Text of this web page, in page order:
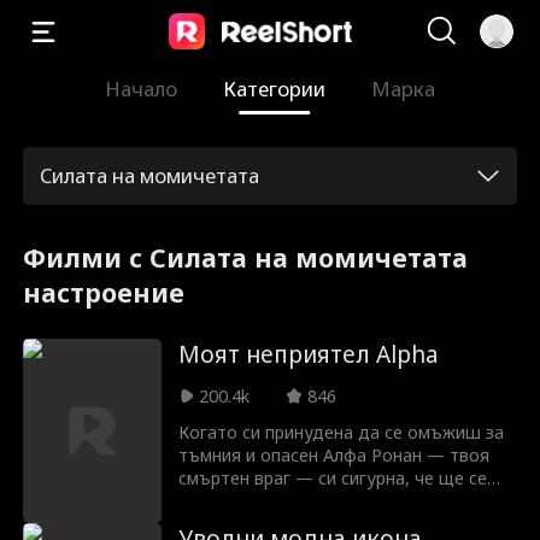
Начало Категории Марка
Силата на момичетата
Филми с Силата на момичетата
настроение
Моят неприятел Alpha
200.4k
846
Когато си принудена да се омъжиш за
тъмния и опасен Алфа Ронан — твоя
смъртен враг — си сигурна, че ще се